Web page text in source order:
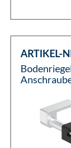
ARTIKEL-